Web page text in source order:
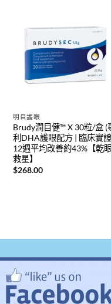
明目護眼
Brudy潤目健™ X 30粒/盒 (
利DHA護眼配方 | 臨床實證
12週平均改善約43%【乾
救星】
$268.00